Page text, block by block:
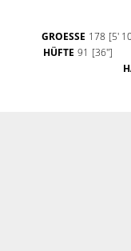
GROESSE 178 [5'
HÜFTE 91 [36'']